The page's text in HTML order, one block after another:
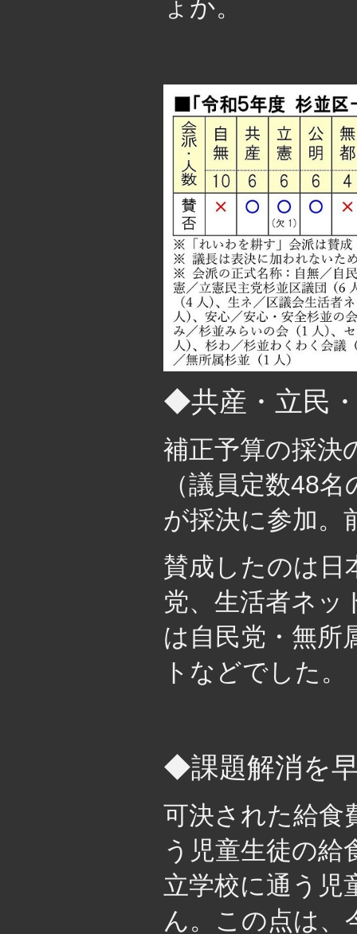
ょか。
◆共産・立民
補正予算の採決
（議員定数48
が採決に参加。
賛成したのは日
党、生活者ネッ
は自民党・無所
トなどでした。
◆課題解消を
可決された給食
う児童生徒の給
立学校に通う児
ん。この点は、